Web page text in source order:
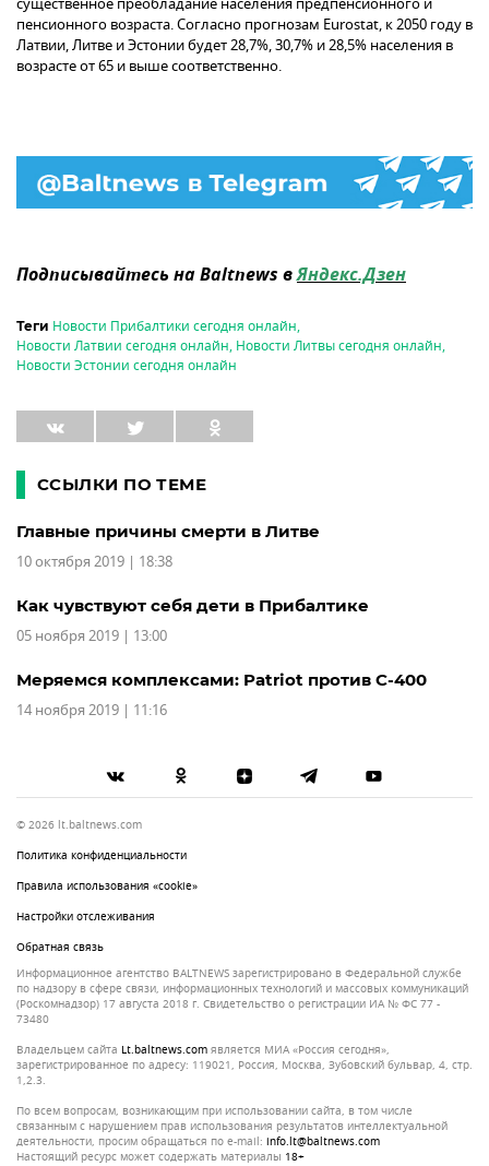
пенсионного возраста. Согласно прогнозам Eurostat, к 2050 году в
Латвии, Литве и Эстонии будет 28,7%, 30,7% и 28,5% населения в
возрасте от 65 и выше соответственно.
Подписывайтесь на Baltnews вЯндекс.Дзен
Теги Новости Прибалтики сегодня онлайн,
Новости Латвии сегодня онлайн, Новости Литвы сегодня онлайн,
Новости Эстонии сегодня онлайн
ССЫЛКИ ПО ТЕМЕ
Главные причины смерти в Литве
10 октября 2019 | 18:38
Как чувствуют себя дети в Прибалтике
05 ноября 2019 | 13:00
Меряемся комплексами: Patriot против С-400
14 ноября 2019 | 11:16
© 2026 lt.baltnews.com
Политика конфиденциальности
Правила использования «cookie»
Настройки отслеживания
Обратная связь
Информационное агентство BALTNEWS зарегистрировано в Федеральной службе
по надзору в сфере связи, информационных технологий и массовых коммуникаций
(Роскомнадзор) 17 августа 2018 г. Свидетельство о регистрации ИА № ФС 77 -
73480
Владельцем сайта lt.baltnews.com является МИА «Россия сегодня»,
зарегистрированное по адресу: 119021, Россия, Москва, Зубовский бульвар, 4, стр.
1,2.3.
По всем вопросам, возникающим при использовании сайта, в том числе
связанным с нарушением прав использования результатов интеллектуальной
деятельности, просим обращаться по e-mail: info.lt@baltnews.com
Настоящий ресурс может содержать материалы 18+